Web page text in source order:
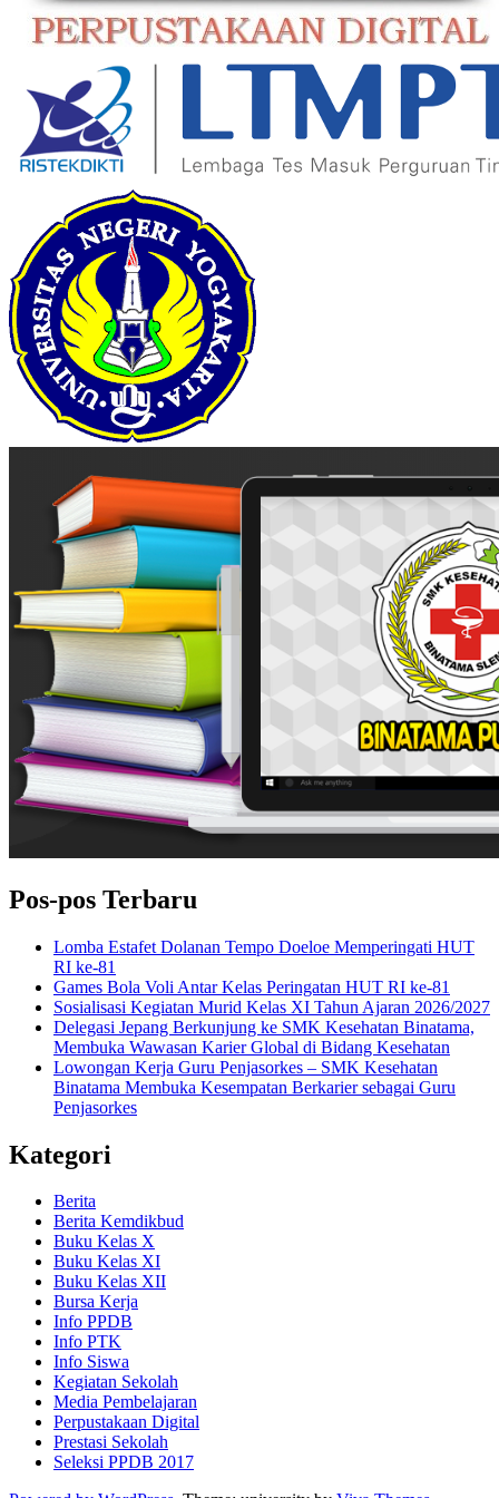
Pos-pos Terbaru
Lomba Estafet Dolanan Tempo Doeloe Memperingati HUT
RI ke-81
Games Bola Voli Antar Kelas Peringatan HUT RI ke-81
Sosialisasi Kegiatan Murid Kelas XI Tahun Ajaran 2026/2027
Delegasi Jepang Berkunjung ke SMK Kesehatan Binatama,
Membuka Wawasan Karier Global di Bidang Kesehatan
Lowongan Kerja Guru Penjasorkes – SMK Kesehatan
Binatama Membuka Kesempatan Berkarier sebagai Guru
Penjasorkes
Kategori
Berita
Berita Kemdikbud
Buku Kelas X
Buku Kelas XI
Buku Kelas XII
Bursa Kerja
Info PPDB
Info PTK
Info Siswa
Kegiatan Sekolah
Media Pembelajaran
Perpustakaan Digital
Prestasi Sekolah
Seleksi PPDB 2017